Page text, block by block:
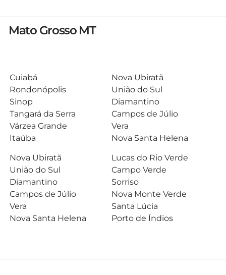
Mato Grosso MT
Cuiabá
Rondonópolis
Sinop
Tangará da Serra
Várzea Grande
Itaúba
Nova Ubiratã
União do Sul
Diamantino
Campos de Júlio
Vera
Nova Santa Helena
Nova Ubiratã
União do Sul
Diamantino
Campos de Júlio
Vera
Nova Santa Helena
Lucas do Rio Verde
Campo Verde
Sorriso
Nova Monte Verde
Santa Lúcia
Porto de Índios